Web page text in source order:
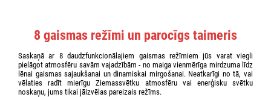
8 gaismas režīmi un parocīgs taimeris
Saskaņā ar 8 daudzfunkcionālajiem gaismas režīmiem jūs varat viegli
pielāgot atmosfēru savām vajadzībām - no maiga vienmērīga mirdzuma līdz
lēnai gaismas sajaukšanai un dinamiskai mirgošanai. Neatkarīgi no tā, vai
vēlaties radīt mierīgu Ziemassvētku atmosfēru vai enerģisku svētku
noskaņu, jums tikai jāizvēlas pareizais režīms.